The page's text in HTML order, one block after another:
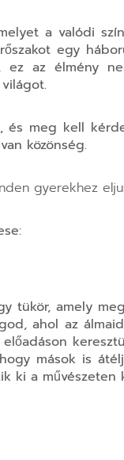
a valódi
egy
ez az élmény
és meg kell
közönség.
gyerekhez
tükör, amely
ahol az
mások is
ki a művészeten